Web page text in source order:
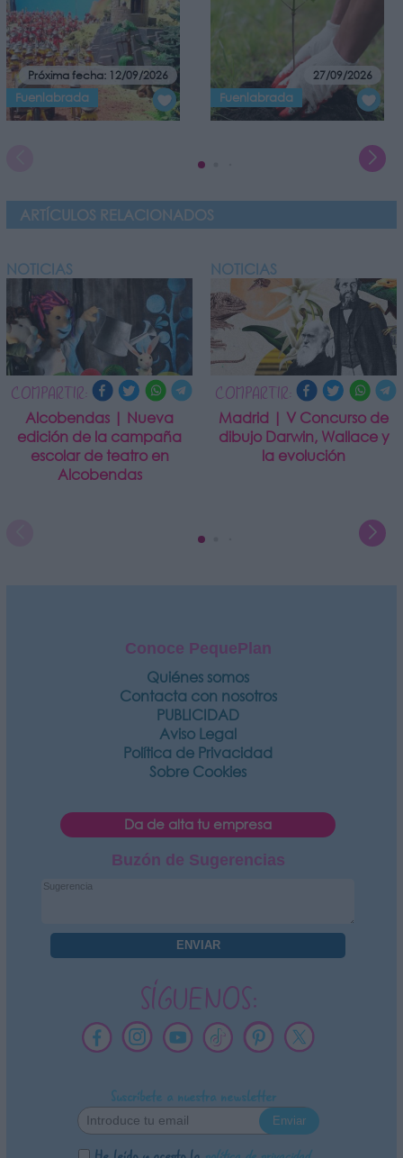
Próxima fecha: 12/09/2026
Fuenlabrada
27/09/2026
Fuenlabrada
ARTÍCULOS RELACIONADOS
NOTICIAS
COMPARTIR:
Alcobendas | Nueva
edición de la campaña
escolar de teatro en
Alcobendas
NOTICIAS
COMPARTIR:
Madrid | V Concurso de
dibujo Darwin, Wallace y
la evolución
Conoce PequePlan
Quiénes somos
Contacta con nosotros
PUBLICIDAD
Aviso Legal
Política de Privacidad
Sobre Cookies
Da de alta tu empresa
Buzón de Sugerencias
SÍGUENOS:
Suscríbete a nuestra newsletter